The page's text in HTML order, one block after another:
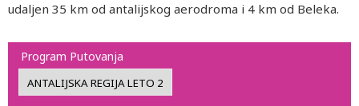
udaljen 35 km od antalijskog aerodroma i 4 km od Beleka.
Program Putovanja